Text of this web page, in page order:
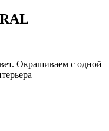
Окрашиваем с одной